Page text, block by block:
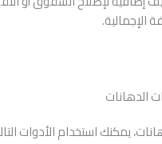
الإجمالية.
الدهانات
يمكنك استخدام الأدوات